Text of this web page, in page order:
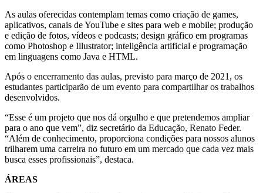
As aulas oferecidas contemplam temas como criação de games,
aplicativos, canais de YouTube e sites para web e mobile; produção
e edição de fotos, vídeos e podcasts; design gráfico em programas
como Photoshop e Illustrator; inteligência artificial e programação
em linguagens como Java e HTML.
Após o encerramento das aulas, previsto para março de 2021, os
estudantes participarão de um evento para compartilhar os trabalhos
desenvolvidos.
“Esse é um projeto que nos dá orgulho e que pretendemos ampliar
para o ano que vem”, diz secretário da Educação, Renato Feder.
“Além de conhecimento, proporciona condições para nossos alunos
trilharem uma carreira no futuro em um mercado que cada vez mais
busca esses profissionais”, destaca.
ÁREAS